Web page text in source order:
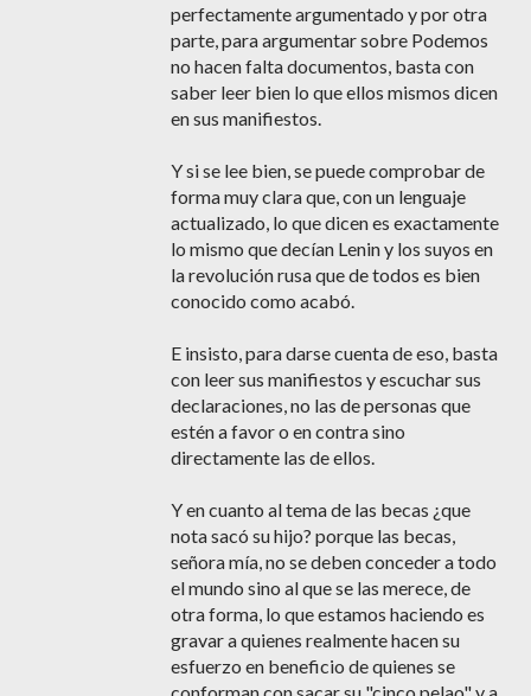
perfectamente argumentado y por otra
parte, para argumentar sobre Podemos
no hacen falta documentos, basta con
saber leer bien lo que ellos mismos dicen
en sus manifiestos.
Y si se lee bien, se puede comprobar de
forma muy clara que, con un lenguaje
actualizado, lo que dicen es exactamente
lo mismo que decían Lenin y los suyos en
la revolución rusa que de todos es bien
conocido como acabó.
E insisto, para darse cuenta de eso, basta
con leer sus manifiestos y escuchar sus
declaraciones, no las de personas que
estén a favor o en contra sino
directamente las de ellos.
Y en cuanto al tema de las becas ¿que
nota sacó su hijo? porque las becas,
señora mía, no se deben conceder a todo
el mundo sino al que se las merece, de
otra forma, lo que estamos haciendo es
gravar a quienes realmente hacen su
esfuerzo en beneficio de quienes se